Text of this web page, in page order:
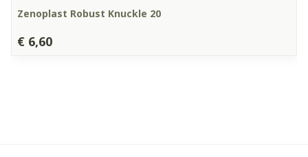
Zenoplast Robust Knuckle 20
€ 6,60